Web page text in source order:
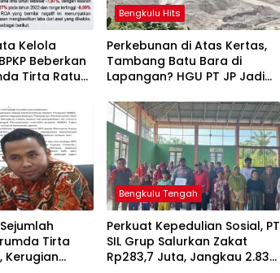
Kelola
Beberkan
Tirta Ratu
Bengkulu Hits
Perkebunan di Atas Kertas,
Tambang Batu Bara di
Lapangan? HGU PT JP Jadi
Tirta
Kerugian
Bengkulu Tengah
Perkuat Kepedulian Sosial, PT
SIL Grup Salurkan Zakat
Rp283,7 Juta, Jangkau 2.837